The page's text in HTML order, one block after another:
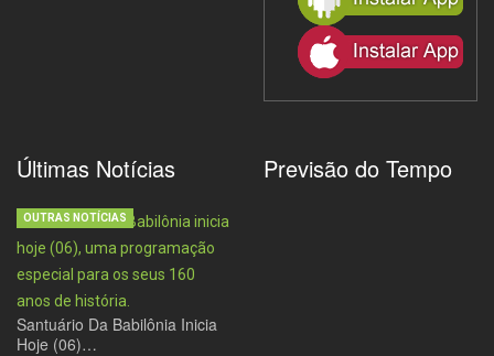
Últimas Notícias
Santuário Da Babilônia Inicia
Hoje (06)…
OUTRAS NOTÍCIAS
Previsão do Tempo